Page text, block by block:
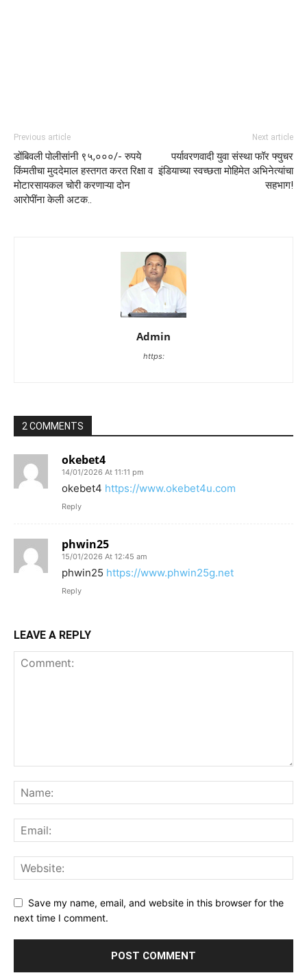
Previous article
डोंबिवली पोलीसांनी ९५,०००/- रुपये
किंमतीचा मुददेमाल हस्तगत करत रिक्षा व
मोटारसायकल चोरी करणाऱ्या दोन
आरोपींना केली अटक..
Next article
पर्यावरणवादी युवा संस्था फॉर फ्युचर
इंडियाच्या स्वच्छता मोहिमेत अभिनेत्यांचा
सहभाग!
Admin
https:
2 COMMENTS
okebet4
14/01/2026 At 11:11 pm
okebet4 https://www.okebet4u.com
Reply
phwin25
15/01/2026 At 12:45 am
phwin25 https://www.phwin25g.net
Reply
LEAVE A REPLY
Save my name, email, and website in this browser for the
next time I comment.